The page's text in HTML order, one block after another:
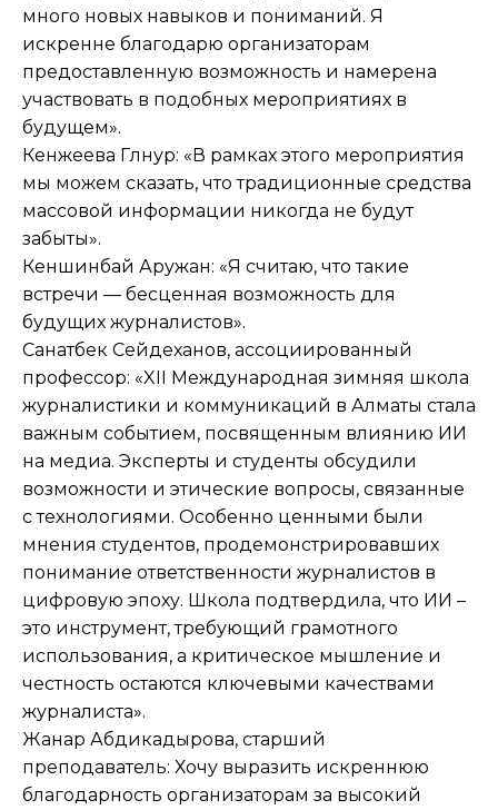
много новых навыков и пониманий. Я
искренне благодарю организаторам
предоставленную возможность и намерена
участвовать в подобных мероприятиях в
будущем».
Кенжеева Гүлнур: «В рамках этого мероприятия
мы можем сказать, что традиционные средства
массовой информации никогда не будут
забыты».
Кеншинбай Аружан: «Я считаю, что такие
встречи — бесценная возможность для
будущих журналистов».
Санатбек Сейдеханов, ассоциированный
профессор: «XII Международная зимняя школа
журналистики и коммуникаций в Алматы стала
важным событием, посвященным влиянию ИИ
на медиа. Эксперты и студенты обсудили
возможности и этические вопросы, связанные
с технологиями. Особенно ценными были
мнения студентов, продемонстрировавших
понимание ответственности журналистов в
цифровую эпоху. Школа подтвердила, что ИИ –
это инструмент, требующий грамотного
использования, а критическое мышление и
честность остаются ключевыми качествами
журналиста».
Жанар Абдикадырова, старший
преподаватель: Хочу выразить искреннюю
благодарность организаторам за высокий